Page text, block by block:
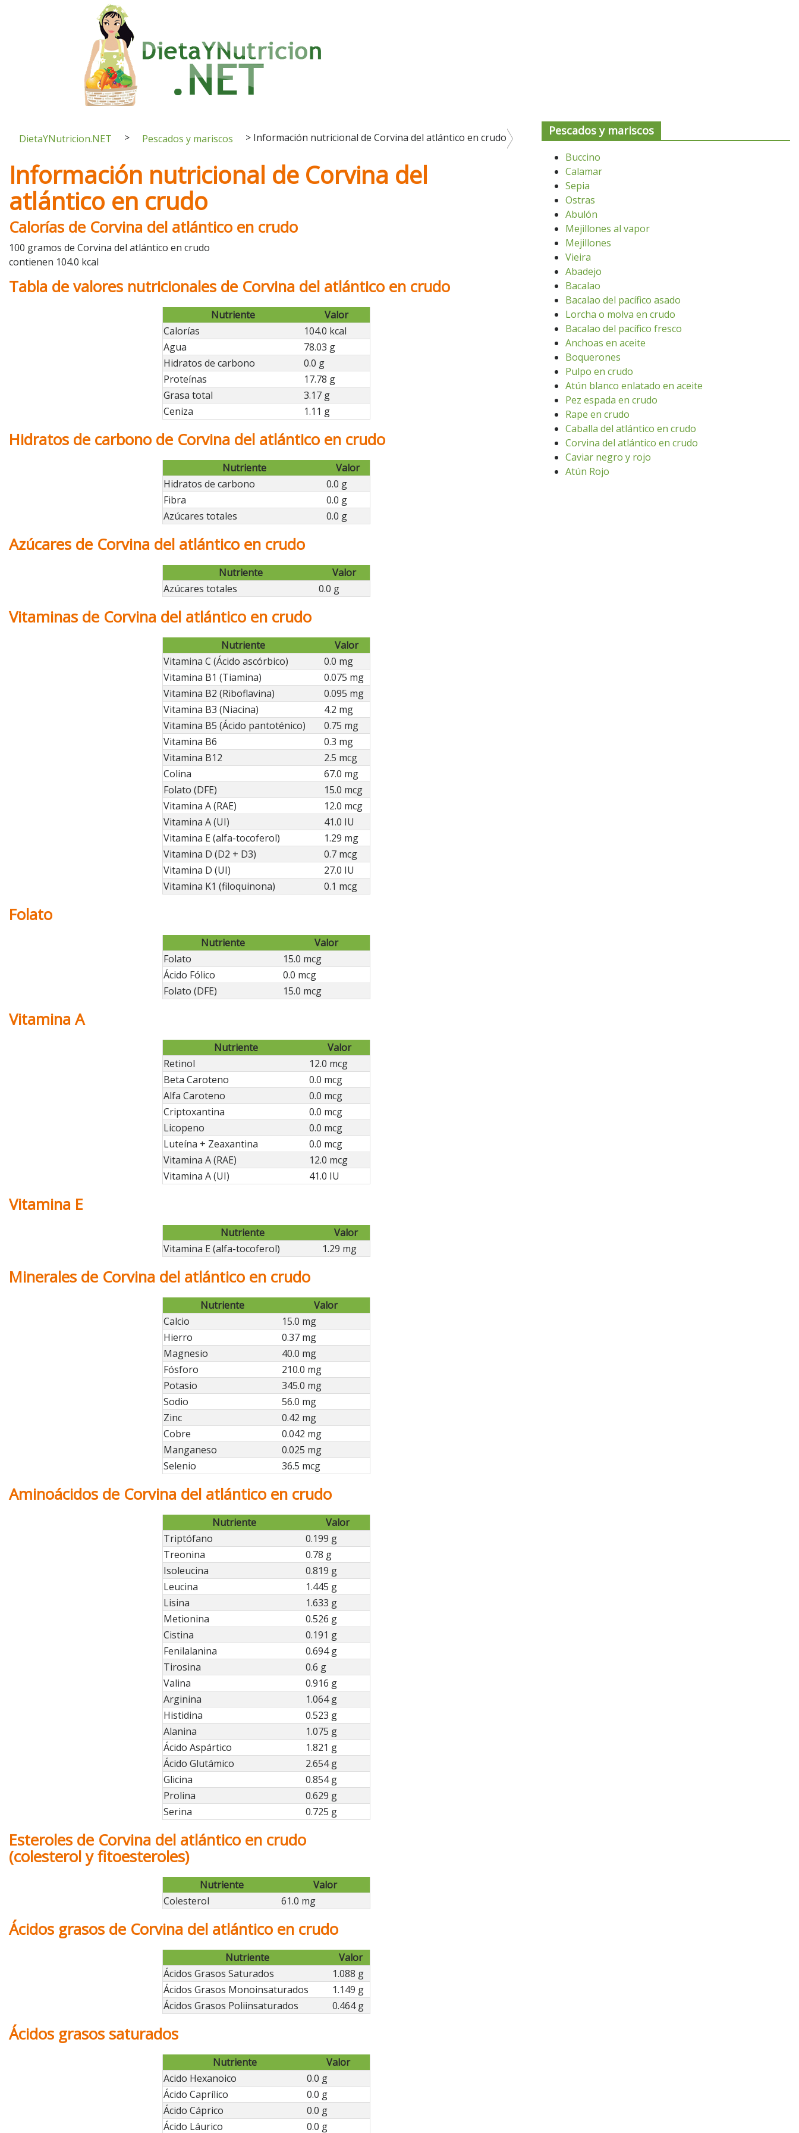
DietaYNutricion.NET > Pescados y mariscos > Información nutricional de Corvina del atlántico en crudo
Información nutricional de Corvina del
atlántico en crudo
Calorías de Corvina del atlántico en crudo
100 gramos de Corvina del atlántico en crudo
contienen 104.0 kcal
Tabla de valores nutricionales de Corvina del atlántico en crudo
Nutriente
Valor
Calorías
104.0 kcal
Agua
78.03 g
Hidratos de carbono
0.0 g
Proteínas
17.78 g
Grasa total
3.17 g
Ceniza
1.11 g
Hidratos de carbono de Corvina del atlántico en crudo
Nutriente
Valor
Hidratos de carbono
0.0 g
Fibra
0.0 g
Azúcares totales
0.0 g
Azúcares de Corvina del atlántico en crudo
Nutriente
Valor
Azúcares totales
0.0 g
Vitaminas de Corvina del atlántico en crudo
Nutriente
Valor
Vitamina C (Ácido ascórbico)
0.0 mg
Vitamina B1 (Tiamina)
0.075 mg
Vitamina B2 (Riboflavina)
0.095 mg
Vitamina B3 (Niacina)
4.2 mg
Vitamina B5 (Ácido pantoténico)
0.75 mg
Vitamina B6
0.3 mg
Vitamina B12
2.5 mcg
Colina
67.0 mg
Folato (DFE)
15.0 mcg
Vitamina A (RAE)
12.0 mcg
Vitamina A (UI)
41.0 IU
Vitamina E (alfa-tocoferol)
1.29 mg
Vitamina D (D2 + D3)
0.7 mcg
Vitamina D (UI)
27.0 IU
Vitamina K1 (filoquinona)
0.1 mcg
Folato
Nutriente
Valor
Folato
15.0 mcg
Ácido Fólico
0.0 mcg
Folato (DFE)
15.0 mcg
Vitamina A
Nutriente
Valor
Retinol
12.0 mcg
Beta Caroteno
0.0 mcg
Alfa Caroteno
0.0 mcg
Criptoxantina
0.0 mcg
Licopeno
0.0 mcg
Luteína + Zeaxantina
0.0 mcg
Vitamina A (RAE)
12.0 mcg
Vitamina A (UI)
41.0 IU
Vitamina E
Nutriente
Valor
Vitamina E (alfa-tocoferol)
1.29 mg
Minerales de Corvina del atlántico en crudo
Nutriente
Valor
Calcio
15.0 mg
Hierro
0.37 mg
Magnesio
40.0 mg
Fósforo
210.0 mg
Potasio
345.0 mg
Sodio
56.0 mg
Zinc
0.42 mg
Cobre
0.042 mg
Manganeso
0.025 mg
Selenio
36.5 mcg
Aminoácidos de Corvina del atlántico en crudo
Nutriente
Valor
Triptófano
0.199 g
Treonina
0.78 g
Isoleucina
0.819 g
Leucina
1.445 g
Lisina
1.633 g
Metionina
0.526 g
Cistina
0.191 g
Fenilalanina
0.694 g
Tirosina
0.6 g
Valina
0.916 g
Arginina
1.064 g
Histidina
0.523 g
Alanina
1.075 g
Ácido Aspártico
1.821 g
Ácido Glutámico
2.654 g
Glicina
0.854 g
Prolina
0.629 g
Serina
0.725 g
Esteroles de Corvina del atlántico en crudo
(colesterol y fitoesteroles)
Nutriente
Valor
Colesterol
61.0 mg
Ácidos grasos de Corvina del atlántico en crudo
Nutriente
Valor
Ácidos Grasos Saturados
1.088 g
Ácidos Grasos Monoinsaturados
1.149 g
Ácidos Grasos Poliinsaturados
0.464 g
Ácidos grasos saturados
Nutriente
Valor
Acido Hexanoico
0.0 g
Ácido Caprílico
0.0 g
Ácido Cáprico
0.0 g
Ácido Láurico
0.0 g
Pescados y mariscos
Buccino
Calamar
Sepia
Ostras
Abulón
Mejillones al vapor
Mejillones
Vieira
Abadejo
Bacalao
Bacalao del pacífico asado
Lorcha o molva en crudo
Bacalao del pacífico fresco
Anchoas en aceite
Boquerones
Pulpo en crudo
Atún blanco enlatado en aceite
Pez espada en crudo
Rape en crudo
Caballa del atlántico en crudo
Corvina del atlántico en crudo
Caviar negro y rojo
Atún Rojo